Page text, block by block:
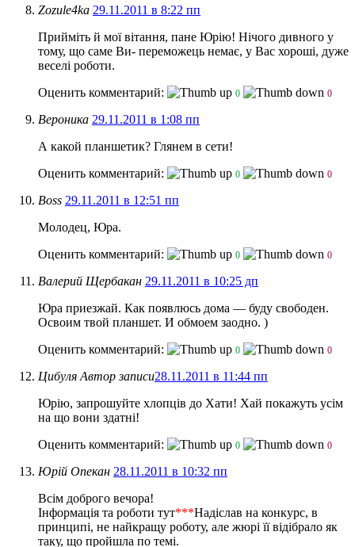
Zozule4ka 29.11.2011 в 8:22 пп
Прийміть й мої вітання, пане Юрію! Нічого дивного у
тому, що саме Ви- переможець немає, у Вас хороші, дуже
веселі роботи.
Оценить комментарий:
0 0
Вероника 29.11.2011 в 1:08 пп
А какой планшетик? Глянем в сети!
Оценить комментарий:
0 0
Boss 29.11.2011 в 12:51 пп
Молодец, Юра.
Оценить комментарий:
0 0
Валерий Щербакан 29.11.2011 в 10:25 дп
Юра приезжай. Как появлюсь дома — буду свободен.
Освоим твой планшет. И обмоем заодно. )
Оценить комментарий:
0 0
Цибуля Автор записи28.11.2011 в 11:44 пп
Юрію, запрошуйте хлопців до Хати! Хай покажуть усім
на що вони здатні!
Оценить комментарий:
0 0
Юрій Опекан 28.11.2011 в 10:32 пп
Всім доброго вечора!
Інформація та роботи тут***Надіслав на конкурс, в
принципі, не найкращу роботу, але жюрі її відібрало як
таку, що пройшла по темі.